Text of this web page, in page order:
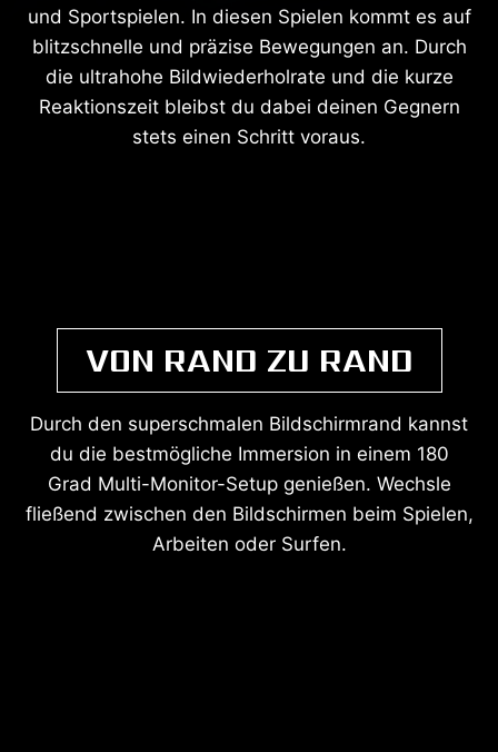
und Sportspielen. In diesen Spielen kommt es auf
blitzschnelle und präzise Bewegungen an. Durch
die ultrahohe Bildwiederholrate und die kurze
Reaktionszeit bleibst du dabei deinen Gegnern
stets einen Schritt voraus.
VON RAND ZU RAND
Durch den superschmalen Bildschirmrand kannst
du die bestmögliche Immersion in einem 180
Grad Multi-Monitor-Setup genießen. Wechsle
fließend zwischen den Bildschirmen beim Spielen,
Arbeiten oder Surfen.